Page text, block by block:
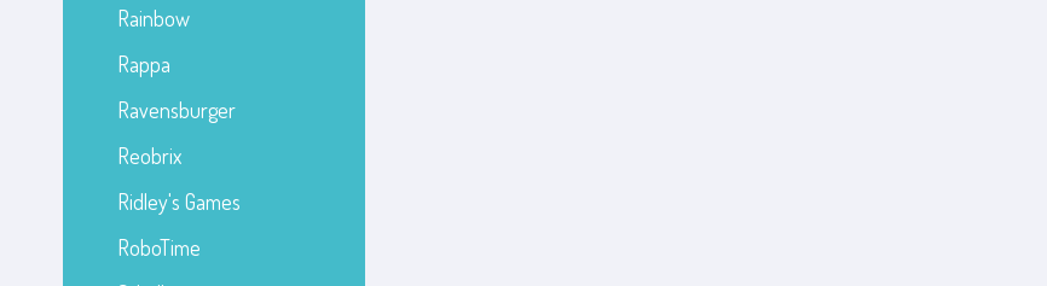
Rainbow
Rappa
Ravensburger
Reobrix
Ridley's Games
RoboTime